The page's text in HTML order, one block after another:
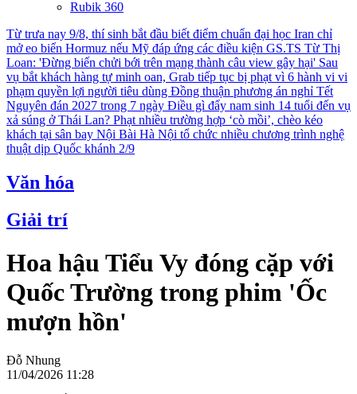
Rubik 360
Từ trưa nay 9/8, thí sinh bắt đầu biết điểm chuẩn đại học Iran chỉ
mở eo biển Hormuz nếu Mỹ đáp ứng các điều kiện GS.TS Từ Thị
Loan: 'Đừng biến chửi bới trên mạng thành câu view gây hại' Sau
vụ bắt khách hàng tự minh oan, Grab tiếp tục bị phạt vì 6 hành vi vi
phạm quyền lợi người tiêu dùng Đồng thuận phương án nghỉ Tết
Nguyên đán 2027 trong 7 ngày Điều gì đẩy nam sinh 14 tuổi đến vụ
xả súng ở Thái Lan? Phạt nhiều trường hợp ‘cò mồi’, chèo kéo
khách tại sân bay Nội Bài Hà Nội tổ chức nhiều chương trình nghệ
thuật dịp Quốc khánh 2/9
Văn hóa
Giải trí
Hoa hậu Tiểu Vy đóng cặp với
Quốc Trường trong phim 'Ốc
mượn hồn'
Đỗ Nhung
11/04/2026 11:28